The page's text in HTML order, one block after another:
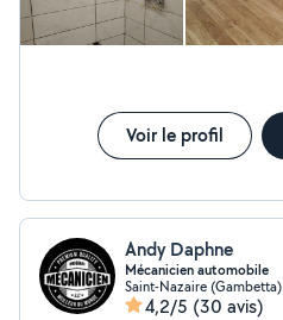
Voir le profil
Andy Daphne
Mécanicien automobile
Saint-Nazaire (Gambetta)
4,2/5 (30 avis)